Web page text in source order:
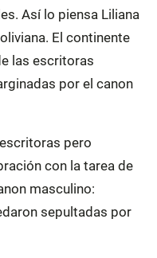
Así lo piensa Liliana
El continente
las escritoras
por el canon
pero
con la tarea de
masculino:
sepultadas por